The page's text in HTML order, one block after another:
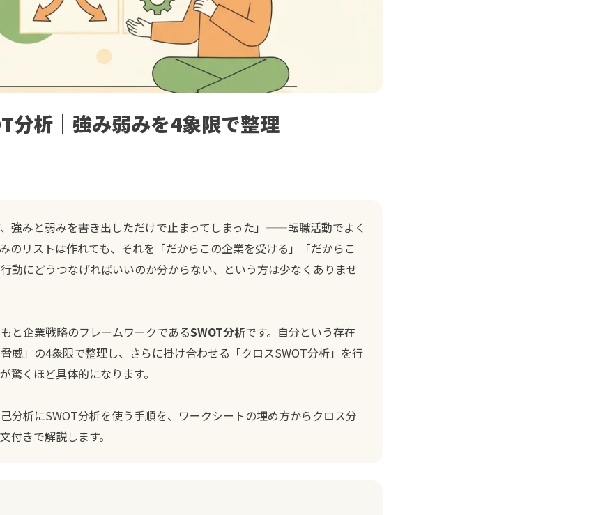
分析｜強み弱みを4象限で整理
、強みと弱みを書き出しただけで止まってしまった」——転職活動でよく
のリストは作れても、それを「だからこの企業を受ける」「だからこ
動にどうつなげればいいのか分からない、という方は少なくありませ
と企業戦略のフレームワークであるSWOT分析です。自分という存在
威」の4象限で整理し、さらに掛け合わせる「クロスSWOT分析」を行
驚くほど具体的になります。
分析にSWOT分析を使う手順を、ワークシートの埋め方からクロス分
付きで解説します。